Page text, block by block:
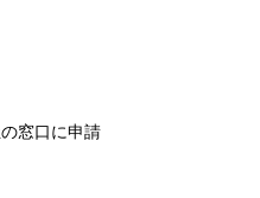
窓口に申請